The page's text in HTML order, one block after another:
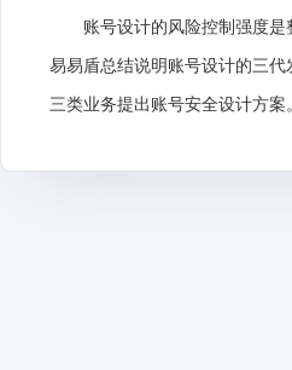
账号设计的风险控制强度
易易盾总结说明账号设计的三
三类业务提出账号安全设计方案。